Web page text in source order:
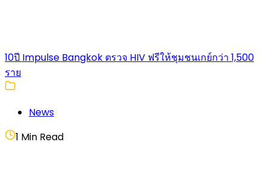
10ปี Impulse Bangkok ตรวจ HIV ฟรีให้ชุมชนเกย์กว่า 1,500
ราย
News
1 Min Read